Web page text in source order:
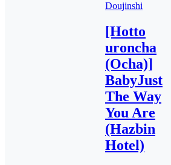
Doujinshi
[Hotto
uroncha
(Ocha)]
BabyJust
The Way
You Are
(Hazbin
Hotel)